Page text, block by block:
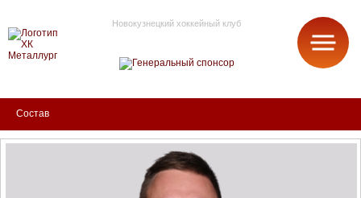
Новокузнецкий хоккейный клуб
Состав